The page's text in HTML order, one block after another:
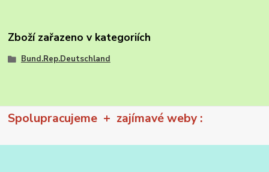
Zboží zařazeno v kategoriích
Bund.Rep.Deutschland
Spolupracujeme + zajímavé weby :